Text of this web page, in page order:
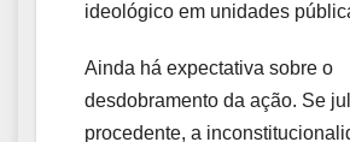
ideológico em unidades
Ainda há expectativa sobre o
desdobramento da ação. Se
procedente, a